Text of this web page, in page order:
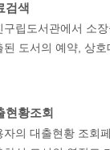
검색
구립도서관에서 소
된 도서의 예약, 상호
현황조회
자의 대출현황 조회